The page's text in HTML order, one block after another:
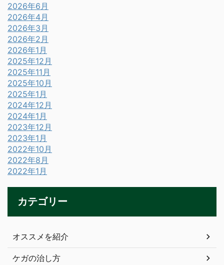
2026年6月
2026年4月
2026年3月
2026年2月
2026年1月
2025年12月
2025年11月
2025年10月
2025年1月
2024年12月
2024年1月
2023年12月
2023年1月
2022年10月
2022年8月
2022年1月
カテゴリー
オススメを紹介
ケガの治し方